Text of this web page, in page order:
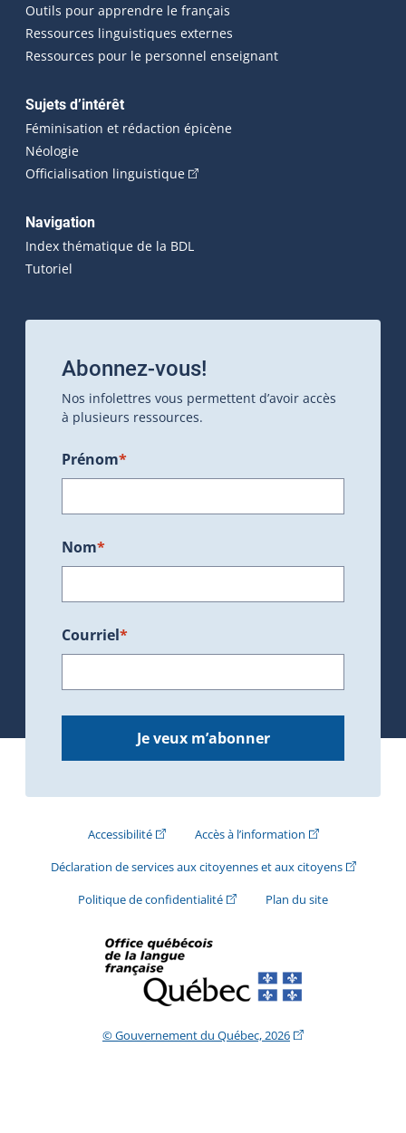
Outils pour apprendre le français
Ressources linguistiques externes
Ressources pour le personnel enseignant
Sujets d’intérêt
Féminisation et rédaction épicène
Néologie
Officialisation linguistique(Cet hyperlien externe s'ouvrira
Navigation
Index thématique de la BDL
Tutoriel
Abonnez-vous!
Nos infolettres vous permettent d’avoir accès
à plusieurs ressources.
Prénom*
Nom*
Courriel*
Je veux m’abonner
Accessibilité(Cet hyperlien externe s'ouvrira dans une
Accès à l’information(Cet hyperlien
Déclaration de services aux citoyennes et aux citoyens(Cet
Politique de confidentialité(Cet hyperlien externe s'ouvrira
Plan du site
© Gouvernement du Québec, 2026(Cet hyperlien